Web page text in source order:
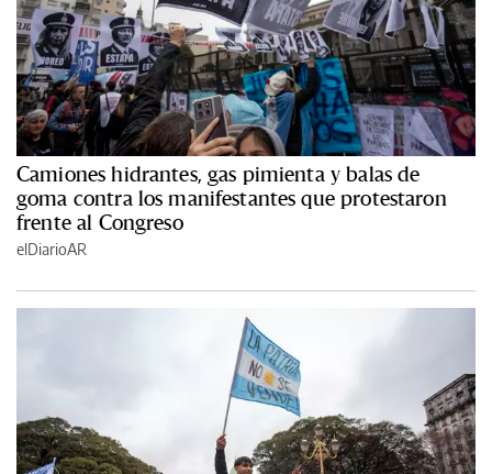
Camiones hidrantes, gas pimienta y balas de
goma contra los manifestantes que protestaron
frente al Congreso
elDiarioAR